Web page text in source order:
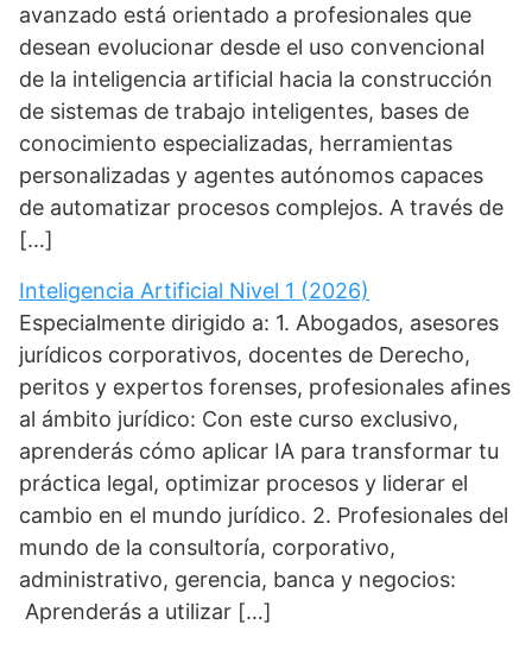
avanzado está orientado a profesionales que
desean evolucionar desde el uso convencional
de la inteligencia artificial hacia la construcción
de sistemas de trabajo inteligentes, bases de
conocimiento especializadas, herramientas
personalizadas y agentes autónomos capaces
de automatizar procesos complejos. A través de
[…]
Inteligencia Artificial Nivel 1 (2026)
Especialmente dirigido a: 1. Abogados, asesores
jurídicos corporativos, docentes de Derecho,
peritos y expertos forenses, profesionales afines
al ámbito jurídico: Con este curso exclusivo,
aprenderás cómo aplicar IA para transformar tu
práctica legal, optimizar procesos y liderar el
cambio en el mundo jurídico. 2. Profesionales del
mundo de la consultoría, corporativo,
administrativo, gerencia, banca y negocios:
Aprenderás a utilizar […]